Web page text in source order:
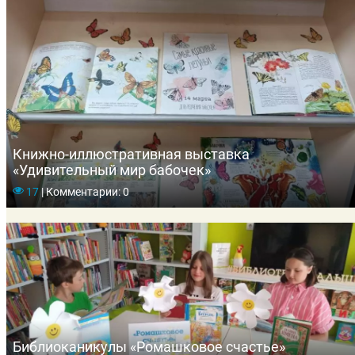
Книжно-иллюстративная выставка
«Удивительный мир бабочек»
17|Комментарии: 0
Библиоканикулы «Ромашковое счастье»